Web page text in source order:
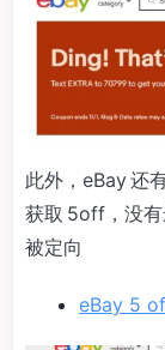
此外，eBay 还
获取 5off，没
被定向
eBay 5